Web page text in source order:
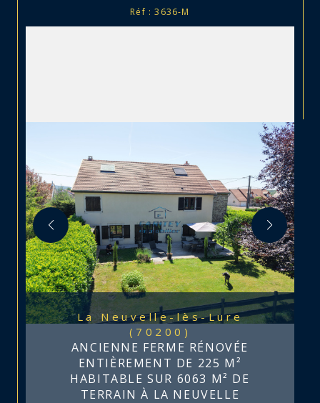
Réf : 3636-M
La Neuvelle-lès-Lure
(70200)
ANCIENNE FERME RÉNOVÉE
ENTIÈREMENT DE 225 M²
HABITABLE SUR 6063 M² DE
TERRAIN À LA NEUVELLE